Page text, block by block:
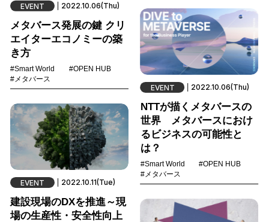
EVENT 2022.10.06(Thu)
メタバース発展の鍵 クリ
エイターエコノミーの築
き方
#Smart World
#OPEN HUB
#メタバース
EVENT 2022.10.06(Thu)
NTTが描くメタバースの
世界 メタバースにおけ
るビジネスの可能性と
は？
#Smart World
#OPEN HUB
#メタバース
EVENT 2022.10.11(Tue)
建設現場のDXを推進～現
場の生産性・安全性向上